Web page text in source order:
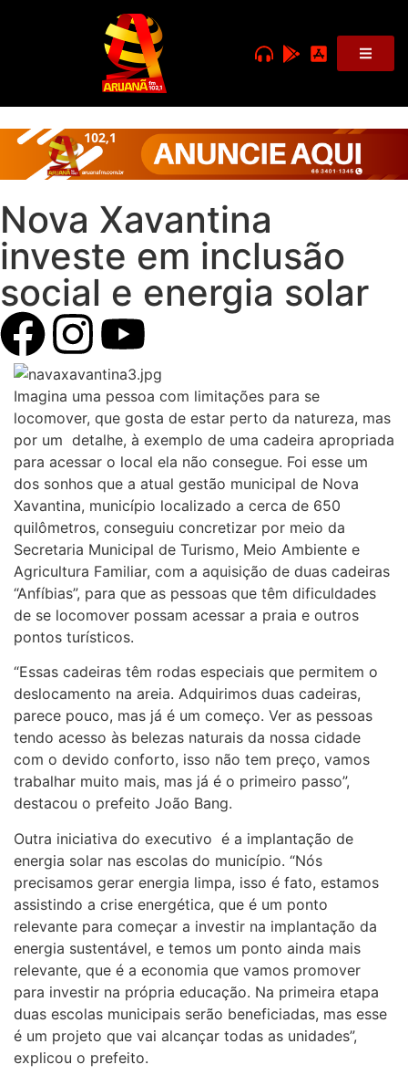
Nova Xavantina
investe em inclusão
social e energia solar
Imagina uma pessoa com limitações para se
locomover, que gosta de estar perto da natureza, mas
por um detalhe, à exemplo de uma cadeira apropriada
para acessar o local ela não consegue. Foi esse um
dos sonhos que a atual gestão municipal de Nova
Xavantina, município localizado a cerca de 650
quilômetros, conseguiu concretizar por meio da
Secretaria Municipal de Turismo, Meio Ambiente e
Agricultura Familiar, com a aquisição de duas cadeiras
“Anfíbias”, para que as pessoas que têm dificuldades
de se locomover possam acessar a praia e outros
pontos turísticos.
“Essas cadeiras têm rodas especiais que permitem o
deslocamento na areia. Adquirimos duas cadeiras,
parece pouco, mas já é um começo. Ver as pessoas
tendo acesso às belezas naturais da nossa cidade
com o devido conforto, isso não tem preço, vamos
trabalhar muito mais, mas já é o primeiro passo”,
destacou o prefeito João Bang.
Outra iniciativa do executivo é a implantação de
energia solar nas escolas do município. “Nós
precisamos gerar energia limpa, isso é fato, estamos
assistindo a crise energética, que é um ponto
relevante para começar a investir na implantação da
energia sustentável, e temos um ponto ainda mais
relevante, que é a economia que vamos promover
para investir na própria educação. Na primeira etapa
duas escolas municipais serão beneficiadas, mas esse
é um projeto que vai alcançar todas as unidades”,
explicou o prefeito.